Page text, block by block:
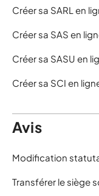
Créer sa SARL en
Créer sa SAS en
Créer sa SASU en
Créer sa SCI en
Avis
Modification
Transférer le siège